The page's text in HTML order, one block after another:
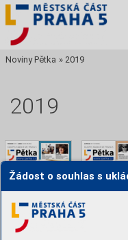
Žádost o souhlas s
Noviny Pětka » 2019
2019